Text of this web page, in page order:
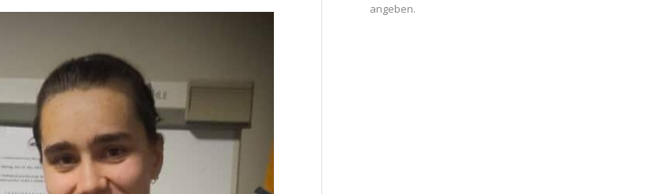
angeben.